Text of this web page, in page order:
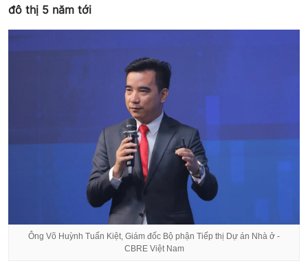
đô thị 5 năm tới
Ông Võ Huỳnh Tuấn Kiệt, Giám đốc Bộ phận Tiếp thị Dự án Nhà ở -
CBRE Việt Nam